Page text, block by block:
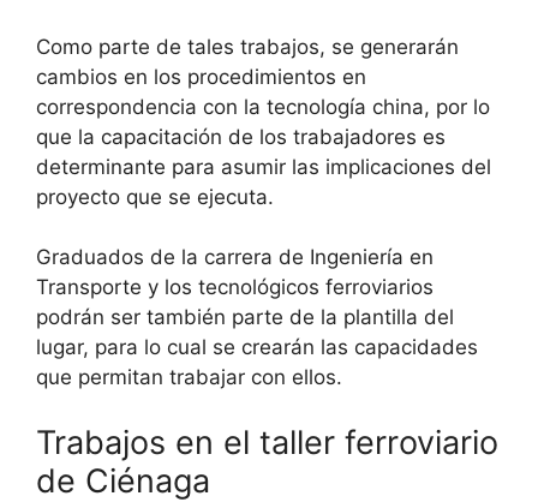
Como parte de tales trabajos, se generarán
cambios en los procedimientos en
correspondencia con la tecnología china, por lo
que la capacitación de los trabajadores es
determinante para asumir las implicaciones del
proyecto que se ejecuta.
Graduados de la carrera de Ingeniería en
Transporte y los tecnológicos ferroviarios
podrán ser también parte de la plantilla del
lugar, para lo cual se crearán las capacidades
que permitan trabajar con ellos.
Trabajos en el taller ferroviario
de Ciénaga